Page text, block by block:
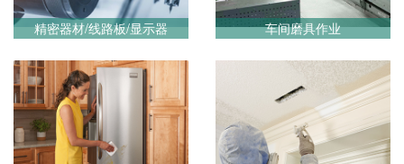
精密器材/线路板/显示器 车间磨具作业